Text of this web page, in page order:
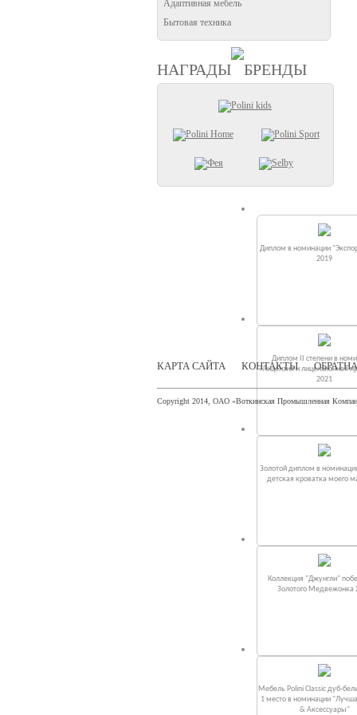
Адаптивная мебель
Бытовая техника
НАГРАДЫ БРЕНДЫ
Диплом в номинации
2019
Диплом II степени в
«Лицензия и лицензионная
2021
Золотой диплом в
детская кроватка моего
Коллекция "Джунгли"
Золотого Медвежонка
Мебель Polini Classic дуб-
1 место в номинации
& Аксессуары"
КАРТА САЙТА КОНТАКТЫ
Copyright 2014, ОАО «Воткинская Промышленная